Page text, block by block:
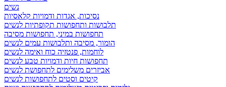
נשים
נסיכות, אגדות ודמויות קלאסיות
תלבושות ותחפושות תקופתיות לנשים
תחפושות במיני, תחפושות מסיבה
הומור, מסיבה ותלבושות עמים לנשים
לוחמות, פנטזיה כוח ואימה לנשים
תחפושות חיות ודמויות טבע לנשים
אביזרים משלימים לתחפושת לנשים
קיטים וסטים לתחפושות לנשים